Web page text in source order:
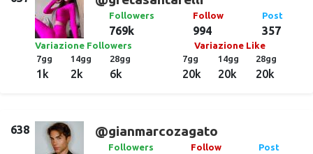
Followers
769k
Follow
994
Post
357
Variazione Followers
7gg
1k
14gg
2k
28gg
6k
Variazione Like
7gg
20k
14gg
20k
28gg
20k
638 @gianmarcozagato
Followers Follow Post